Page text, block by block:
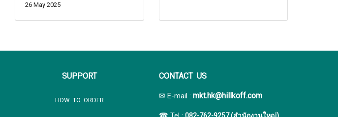
26 May 2025
SUPPORT
HOW TO ORDER
CONTACT US
✉ E-mail : mkt.hk@hillkoff.com
082-762-9257 (สำนักงานใหญ่)